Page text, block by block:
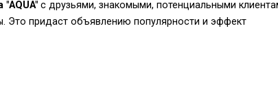
с друзьями, знакомыми, потенциальными
Это придаст объявлению популярности и эффект